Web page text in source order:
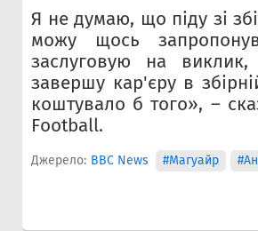
Я не думаю, що піду зі
можу щось
заслуговую на
завершу кар'єру в
коштувало б того», –
Football.
Джерело: BBC News #Магуайр